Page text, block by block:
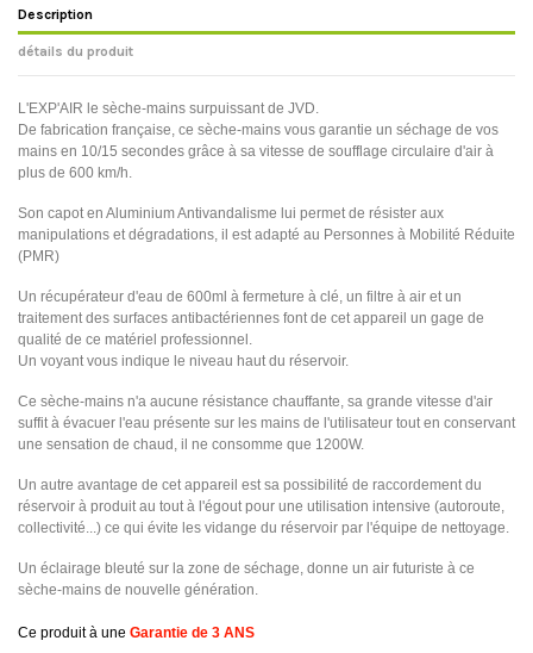
Description
détails du produit
L'EXP'AIR le sèche-mains surpuissant de JVD.
De fabrication française, ce sèche-mains vous garantie un séchage de vos
mains en 10/15 secondes grâce à sa vitesse de soufflage circulaire d'air à
plus de 600 km/h.
Son capot en Aluminium Antivandalisme lui permet de résister aux
manipulations et dégradations, il est adapté au Personnes à Mobilité Réduite
(PMR)
Un récupérateur d'eau de 600ml à fermeture à clé, un filtre à air et un
traitement des surfaces antibactériennes font de cet appareil un gage de
qualité de ce matériel professionnel.
Un voyant vous indique le niveau haut du réservoir.
Ce sèche-mains n'a aucune résistance chauffante, sa grande vitesse d'air
suffit à évacuer l'eau présente sur les mains de l'utilisateur tout en conservant
une sensation de chaud, il ne consomme que 1200W.
Un autre avantage de cet appareil est sa possibilité de raccordement du
réservoir à produit au tout à l'égout pour une utilisation intensive (autoroute,
collectivité...) ce qui évite les vidange du réservoir par l'équipe de nettoyage.
Un éclairage bleuté sur la zone de séchage, donne un air futuriste à ce
sèche-mains de nouvelle génération.
Ce produit à une Garantie de 3 ANS